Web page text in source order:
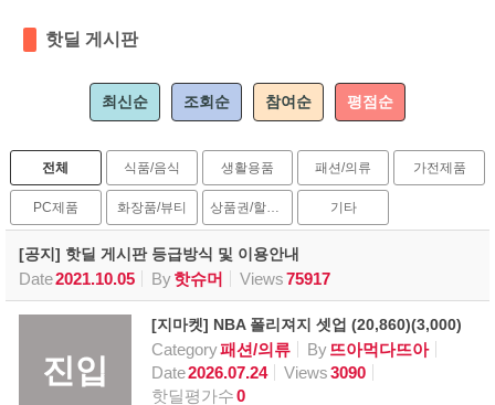
핫딜 게시판
최신순 조회순 참여순 평점순
전체 식품/음식 생활용품 패션/의류 가전제품
PC제품 화장품/뷰티 상품권/할인권 기타
[공지] 핫딜 게시판 등급방식 및 이용안내
Date2021.10.05 By핫슈머 Views75917
진입
[지마켓] NBA 폴리져지 셋업 (20,860)(3,000)
Category패션/의류 By뜨아먹다뜨아
Date2026.07.24 Views3090
핫딜평가수0